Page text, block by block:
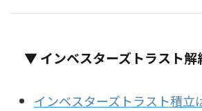
▼ インベスターズトラスト解
インベスターズトラスト積立